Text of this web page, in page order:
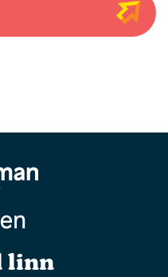
linn